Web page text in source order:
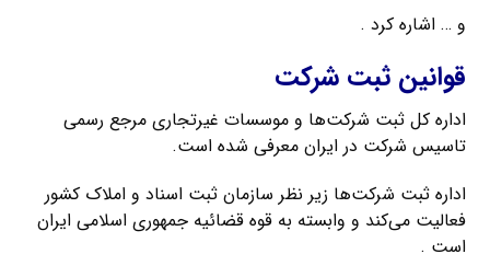
و … اشاره کرد .
قوانین ثبت شرکت
اداره کل ثبت شرکت‌ها و موسسات غیرتجاری مرجع رسمی
تاسیس شرکت در ایران معرفی شده است.
اداره ثبت شرکت‌ها زیر نظر سازمان ثبت اسناد و املاک کشور
فعالیت می‌کند و وابسته به قوه قضائیه جمهوری اسلامی ایران
است .